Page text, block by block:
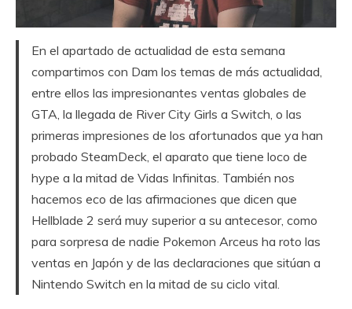
En el apartado de actualidad de esta semana
compartimos con Dam los temas de más actualidad,
entre ellos las impresionantes ventas globales de
GTA, la llegada de River City Girls a Switch, o las
primeras impresiones de los afortunados que ya han
probado SteamDeck, el aparato que tiene loco de
hype a la mitad de Vidas Infinitas. También nos
hacemos eco de las afirmaciones que dicen que
Hellblade 2 será muy superior a su antecesor, como
para sorpresa de nadie Pokemon Arceus ha roto las
ventas en Japón y de las declaraciones que sitúan a
Nintendo Switch en la mitad de su ciclo vital.